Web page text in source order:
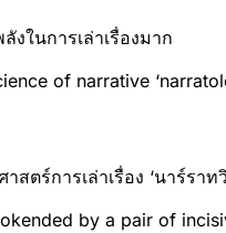
งในการเล่าเรื่องมาก
of narrative
สตร์การเล่าเรื่อง ‘นาร์ราท
by a pair of